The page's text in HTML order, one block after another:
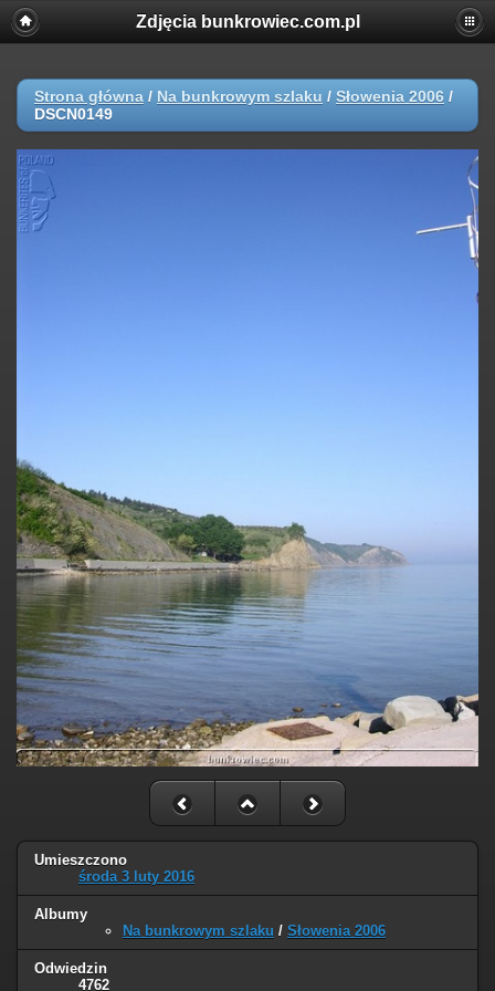
Zdjęcia bunkrowiec.com.pl
Strona główna / Na bunkrowym szlaku / Słowenia 2006 /
DSCN0149
Umieszczono
środa 3 luty 2016
Albumy
Na bunkrowym szlaku / Słowenia 2006
Odwiedzin
4762